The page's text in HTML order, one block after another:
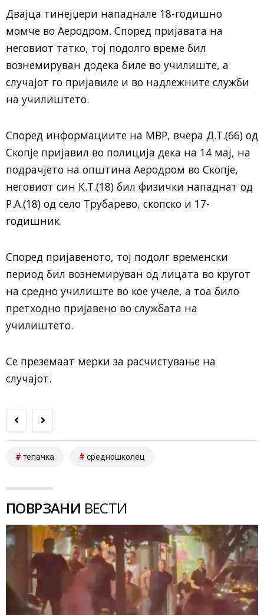
Двајца тинејџери нападнале 18-годишно
момче во Аеродром. Според пријавата на
неговиот татко, тој подолго време бил
вознемируван додека биле во училиште, а
случајот го пријавиле и во надлежните служби
на училиштето.
Според информациите на МВР, вчера Д.Т.(66) од
Скопје пријавил во полиција дека на 14 мај, на
подрачјето на општина Аеродром во Скопје,
неговиот син К.Т.(18) бил физички нападнат од
Р.А.(18) од село Трубарево, скопско и 17-
годишник.
Според пријавеното, тој подолг временски
период бил вознемируван од лицата во кругот
на средно училиште во кое учеле, а тоа било
претходно пријавено во службата на
училиштето.
Се преземаат мерки за расчистување на
случајот.
тепачка средношколец
ПОВРЗАНИ ВЕСТИ